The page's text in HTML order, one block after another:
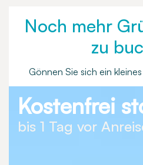
Noch mehr
zu
Gönnen Sie sich ein
Kostenfrei
bis 1 Tag vor